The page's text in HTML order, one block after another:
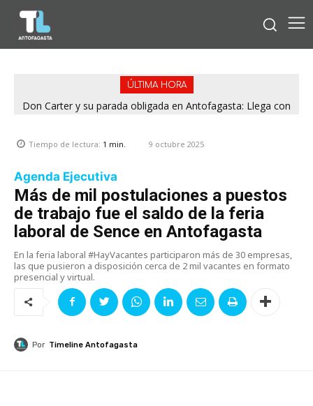
ÚLTIMA HORA
Don Carter y su parada obligada en Antofagasta: Llega con
Tiempo de lectura: 1 min. 9 octubre 2025
Agenda Ejecutiva
Más de mil postulaciones a puestos
de trabajo fue el saldo de la feria
laboral de Sence en Antofagasta
En la feria laboral #HayVacantes participaron más de 30 empresas,
las que pusieron a disposición cerca de 2 mil vacantes en formato
presencial y virtual.
Por Timeline Antofagasta